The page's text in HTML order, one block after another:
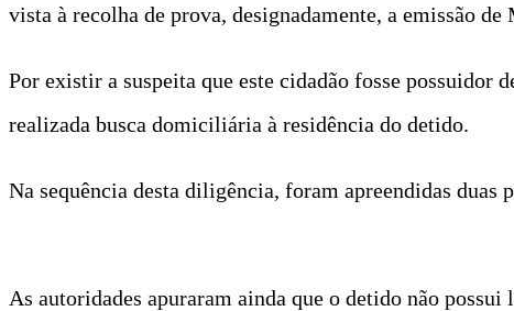
vista à recolha de prova, designadamente, a emissão de
Por existir a suspeita que este cidadão fosse possuidor
realizada busca domiciliária à residência do detido.
Na sequência desta diligência, foram apreendidas duas
As autoridades apuraram ainda que o detido não